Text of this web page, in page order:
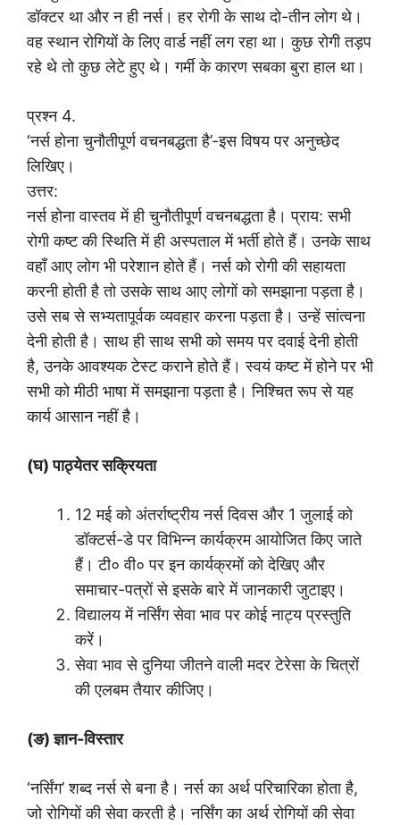
डॉक्टर था और न ही नर्स। हर रोगी के साथ दो-तीन लोग थे।
वह स्थान रोगियों के लिए वार्ड नहीं लग रहा था। कुछ रोगी तड़प
रहे थे तो कुछ लेटे हुए थे। गर्मी के कारण सबका बुरा हाल था।
प्रश्न 4.
‘नर्स होना चुनौतीपूर्ण वचनबद्धता है’-इस विषय पर अनुच्छेद
लिखिए।
उत्तर:
नर्स होना वास्तव में ही चुनौतीपूर्ण वचनबद्धता है। प्राय: सभी
रोगी कष्ट की स्थिति में ही अस्पताल में भर्ती होते हैं। उनके साथ
वहाँ आए लोग भी परेशान होते हैं। नर्स को रोगी की सहायता
करनी होती है तो उसके साथ आए लोगों को समझाना पड़ता है।
उसे सब से सभ्यतापूर्वक व्यवहार करना पड़ता है। उन्हें सांत्वना
देनी होती है। साथ ही साथ सभी को समय पर दवाई देनी होती
है, उनके आवश्यक टेस्ट कराने होते हैं। स्वयं कष्ट में होने पर भी
सभी को मीठी भाषा में समझाना पड़ता है। निश्चित रूप से यह
कार्य आसान नहीं है।
(घ) पाठ्येतर सक्रियता
12 मई को अंतर्राष्ट्रीय नर्स दिवस और 1 जुलाई को
डॉक्टर्स-डे पर विभिन्न कार्यक्रम आयोजित किए जाते
हैं। टी० वी० पर इन कार्यक्रमों को देखिए और
समाचार-पत्रों से इसके बारे में जानकारी जुटाइए।
विद्यालय में नर्सिंग सेवा भाव पर कोई नाट्य प्रस्तुति
करें।
सेवा भाव से दुनिया जीतने वाली मदर टेरेसा के चित्रों
की एलबम तैयार कीजिए।
(ङ) ज्ञान-विस्तार
‘नर्सिंग’ शब्द नर्स से बना है। नर्स का अर्थ परिचारिका होता है,
जो रोगियों की सेवा करती है। नर्सिंग का अर्थ रोगियों की सेवा